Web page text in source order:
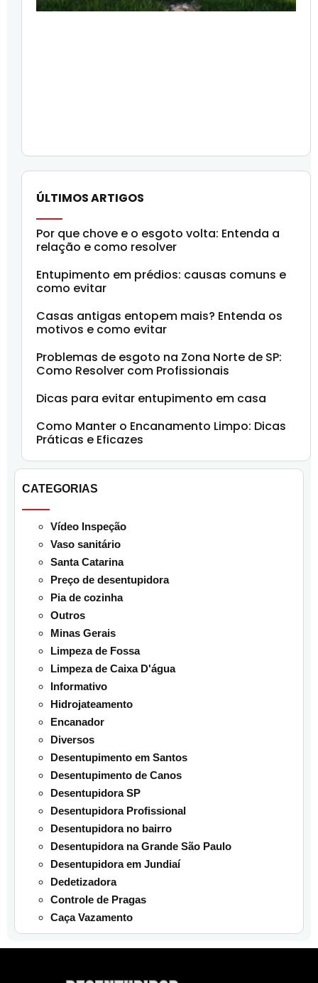
ÚLTIMOS ARTIGOS
Por que chove e o esgoto volta: Entenda a
relação e como resolver
Entupimento em prédios: causas comuns e
como evitar
Casas antigas entopem mais? Entenda os
motivos e como evitar
Problemas de esgoto na Zona Norte de SP:
Como Resolver com Profissionais
Dicas para evitar entupimento em casa
Como Manter o Encanamento Limpo: Dicas
Práticas e Eficazes
CATEGORIAS
Vídeo Inspeção
Vaso sanitário
Santa Catarina
Preço de desentupidora
Pia de cozinha
Outros
Minas Gerais
Limpeza de Fossa
Limpeza de Caixa D'água
Informativo
Hidrojateamento
Encanador
Diversos
Desentupimento em Santos
Desentupimento de Canos
Desentupidora SP
Desentupidora Profissional
Desentupidora no bairro
Desentupidora na Grande São Paulo
Desentupidora em Jundiaí
Dedetizadora
Controle de Pragas
Caça Vazamento